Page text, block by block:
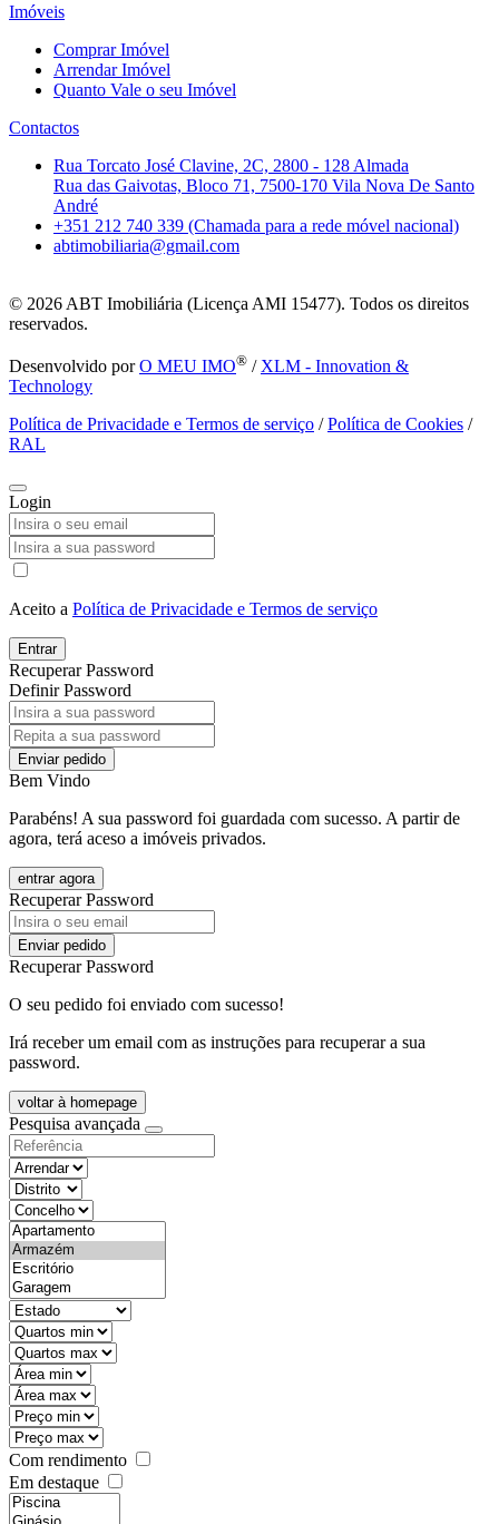
Imóveis
Comprar Imóvel
Arrendar Imóvel
Quanto Vale o seu Imóvel
Contactos
Rua Torcato José Clavine, 2C, 2800 - 128 Almada
Rua das Gaivotas, Bloco 71, 7500-170 Vila Nova De Santo
André
+351 212 740 339 (Chamada para a rede móvel nacional)
abtimobiliaria@gmail.com
© 2026 ABT Imobiliária (Licença AMI 15477). Todos os direitos
reservados.
Desenvolvido porO MEU IMO® / XLM - Innovation &
Technology
Política de Privacidade e Termos de serviço /Política de Cookies /
RAL
Login
Aceito a Política de Privacidade e Termos de serviço
Entrar
Recuperar Password
Definir Password
Enviar pedido
Bem Vindo
Parabéns! A sua password foi guardada com sucesso. A partir de
agora, terá aceso a imóveis privados.
entrar agora
Recuperar Password
Enviar pedido
Recuperar Password
O seu pedido foi enviado com sucesso!
Irá receber um email com as instruções para recuperar a sua
password.
voltar à homepage
Pesquisa avançada
objective
districtId
countyId
types
state
mintypo
maxtypo
minarea
maxarea
minprice
maxprice
Com rendimento
Em destaque
features